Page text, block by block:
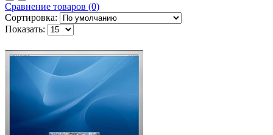
Сравнение товаров (0)
Сортировка:
Показать: